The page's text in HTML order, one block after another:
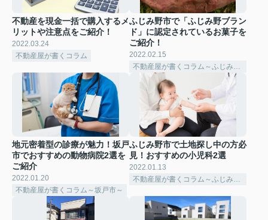
不動産を現金一括で購入するメ
リットや注意点をご紹介！
2022.03.24
不動産屋が書くコラム
ふじみ野市で「ふじみ野ブラン
ド」に認定されているお菓子を
ご紹介！
2022.02.15
地元密着型の診療が魅力！坂戸
市でおすすめの動物病院2選を
ご紹介
2022.01.20
不動産屋が書くコラム～坂戸市～
ふじみ野市で土地探し中の方必
見！おすすめの小児科2選
2022.01.13
不動産屋が書くコラム～ふじみ野市～